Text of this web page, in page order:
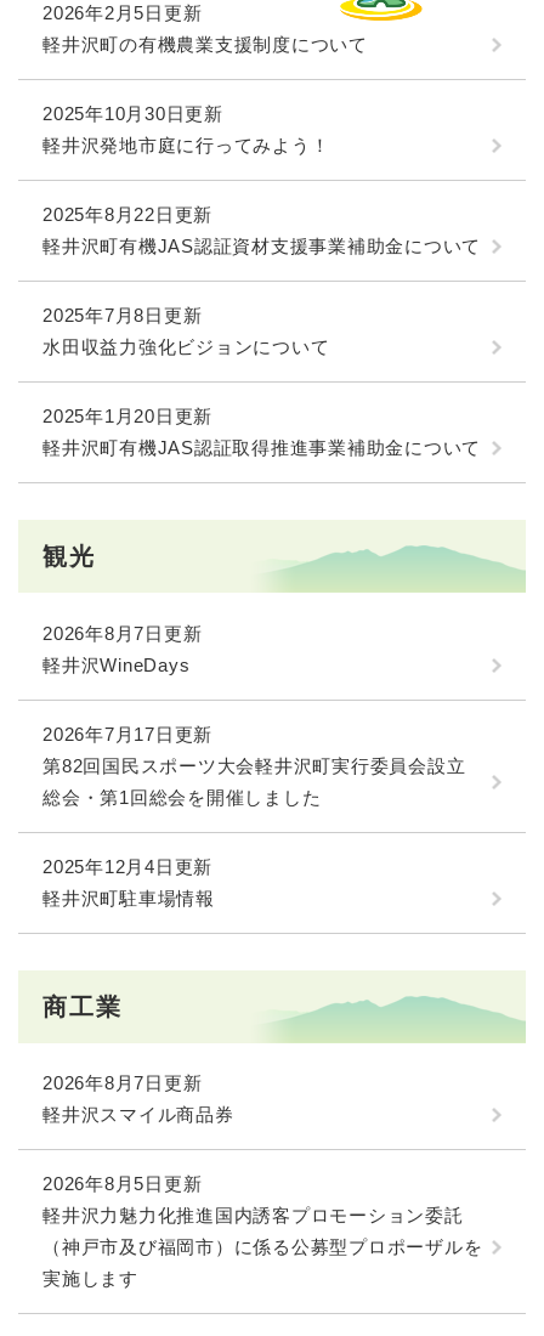
2026年2月5日更新
軽井沢町の有機農業支援制度について
2025年10月30日更新
軽井沢発地市庭に行ってみよう！
2025年8月22日更新
軽井沢町有機JAS認証資材支援事業補助金について
2025年7月8日更新
水田収益力強化ビジョンについて
2025年1月20日更新
軽井沢町有機JAS認証取得推進事業補助金について
観光
2026年8月7日更新
軽井沢WineDays
2026年7月17日更新
第82回国民スポーツ大会軽井沢町実行委員会設立
総会・第1回総会を開催しました
2025年12月4日更新
軽井沢町駐車場情報
商工業
2026年8月7日更新
軽井沢スマイル商品券
2026年8月5日更新
軽井沢力魅力化推進国内誘客プロモーション委託
（神戸市及び福岡市）に係る公募型プロポーザルを
実施します